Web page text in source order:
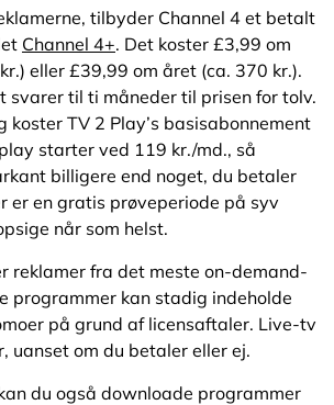
tilbyder Channel 4 et betalt
Channel 4+. Det koster £3,99 om
eller £39,99 om året (ca. 370 kr.).
svarer til ti måneder til prisen for tolv.
koster TV 2 Play’s basisabonnement
starter ved 119 kr./md., så
billigere end noget, du betaler
er en gratis prøveperiode på syv
når som helst.
reklamer fra det meste on-demand-
programmer kan stadig indeholde
på grund af licensaftaler. Live-tv
uanset om du betaler eller ej.
du også downloade programmer